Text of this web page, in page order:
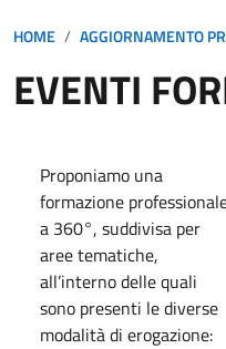
ISCRITTO
PROFESSIONE
AGGIORNAMENTO
HOME AGGIORNAMENTO
EVENTI
Proponiamo una
formazione
a 360°, suddivisa per
aree tematiche,
all’interno delle quali
sono presenti le diverse
modalità di erogazione: